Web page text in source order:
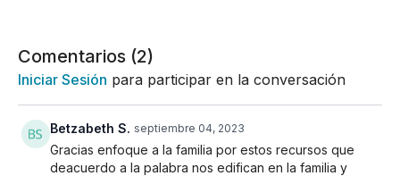
Comentarios (2)
Iniciar Sesión para participar en la conversación
Betzabeth S. septiembre 04, 2023
Gracias enfoque a la familia por estos recursos que
deacuerdo a la palabra nos edifican en la familia y